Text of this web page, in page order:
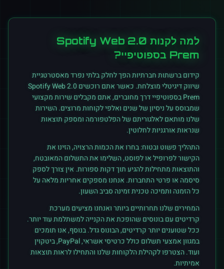
למה לקנות Spotify Web 2.0
Prem בספוטיפיי?
קידום ברשתות חברתיות הפך לחלק בלתי נפרד מאסטרטגיית
שיווק דיגיטלי מוצלחת. כאשר אתם רוכשים Spotify Web 2.0
Premבספוטיפיידרך מחוברים, אתם מקבלים שירות מקצועי
שמבוסס על ניסיון של שנים ואלפי לקוחות מרוצים. השירות
שלנו מותאם לאלגוריתם של הפלטפורמה ומספק תוצאות
שנראות אורגניות לחלוטין.
התהליך פשוט ובטוח: בחרו את הכמות הרצויה, הזינו את
הקישור לפרופיל או לפוסט, השלימו את התשלום המאובטח,
והתוצאות מתחילות להגיע תוך דקות ספורות. אין צורך לספק
סיסמה או פרטי התחברות. אנחנו מספקים אחריות מלאה על
כל הזמנה ותמיכה טכנית זמינה סביב השעון.
המחירים שלנו תחרותיים ביותר ואנחנו מציעים מערכת
קרדיטים עם בונוסים שהופכת את הקנייה למשתלמת עוד יותר.
ככל שטוענים יותר קרדיטים, הבונוס גדל. בנוסף, אנו תומכים
במגוון אמצעי תשלום כולל כרטיסי אשראי, PayPal, ביטקוין
ועוד. הצטרפו לקהילת הלקוחות שלנו והתחילו לראות תוצאות
אמיתיות.